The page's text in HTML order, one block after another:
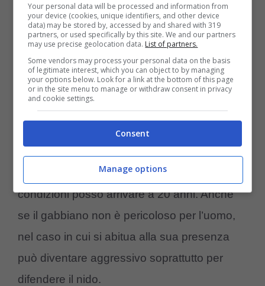
distruggere le uova (e solo quelle) dai
nidi di gabbiano, prima che schiudano,
sia da parte di privati che di
amministratori di condominio.
Negli altri periodi, ci sono alcune precauzioni
che i cittadini possono prendere per arginare
durata di vita media di 10-15 anni e in alcune
condizioni posso arrivare a 20 anni. Anche
se il gabbiano non è pericoloso per l’uomo,
nel caso in cui si abitua alla sua presenza
può diventare aggressivo soprattutto per
difendere il nido.
Your personal data will be processed and information from
your device (cookies, unique identifiers, and other device
data) may be stored by, accessed by and shared with 319
partners, or used specifically by this site. We and our partners
may use precise geolocation data. List of partners.
Some vendors may process your personal data on the basis
of legitimate interest, which you can object to by managing
your options below. Look for a link at the bottom of this page
or in the site menu to manage or withdraw consent in privacy
and cookie settings.
Consent
Manage options